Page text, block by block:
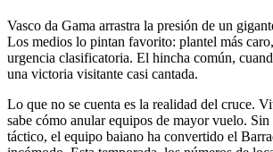
Vasco da Gama arrastra la presión de un
Los medios lo pintan favorito: plantel más
urgencia clasificatoria. El hincha común,
una victoria visitante casi cantada.
Lo que no se cuenta es la realidad del cruce.
sabe cómo anular equipos de mayor vuelo. Sin
táctico, el equipo baiano ha convertido el